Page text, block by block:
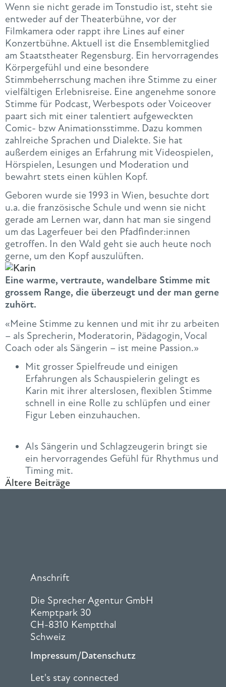
Wenn sie nicht gerade im Tonstudio ist, steht sie
entweder auf der Theaterbühne, vor der
Filmkamera oder rappt ihre Lines auf einer
Konzertbühne. Aktuell ist die Ensemblemitglied
am Staatstheater Regensburg. Ein hervorragendes
Körpergefühl und eine besondere
Stimmbeherrschung machen ihre Stimme zu einer
vielfältigen Erlebnisreise. Eine angenehme sonore
Stimme für Podcast, Werbespots oder Voiceover
paart sich mit einer talentiert aufgeweckten
Comic- bzw Animationsstimme. Dazu kommen
zahlreiche Sprachen und Dialekte. Sie hat
außerdem einiges an Erfahrung mit Videospielen,
Hörspielen, Lesungen und Moderation und
bewahrt stets einen kühlen Kopf.
Geboren wurde sie 1993 in Wien, besuchte dort
u.a. die französische Schule und wenn sie nicht
gerade am Lernen war, dann hat man sie singend
um das Lagerfeuer bei den Pfadfinder:innen
getroffen. In den Wald geht sie auch heute noch
gerne, um den Kopf auszulüften.
Eine warme, vertraute, wandelbare Stimme mit
grossem Range, die überzeugt und der man gerne
zuhört.
«Meine Stimme zu kennen und mit ihr zu arbeiten
– als Sprecherin, Moderatorin, Pädagogin, Vocal
Coach oder als Sängerin – ist meine Passion.»
Mit grosser Spielfreude und einigen
Erfahrungen als Schauspielerin gelingt es
Karin mit ihrer alterslosen, flexiblen Stimme
schnell in eine Rolle zu schlüpfen und einer
Figur Leben einzuhauchen.
Als Sängerin und Schlagzeugerin bringt sie
ein hervorragendes Gefühl für Rhythmus und
Timing mit.
Ältere Beiträge
Anschrift
Die Sprecher Agentur GmbH
Kemptpark 30
CH-8310 Kemptthal
Schweiz
Impressum/Datenschutz
Let's stay connected